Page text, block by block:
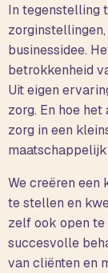
In tegenstelling
businessidee.
betrokkenheid
Uit eigen
zorg. En hoe
zorg in een
We creëren een
te stellen en
zelf ook open
succesvolle
van cliënten en